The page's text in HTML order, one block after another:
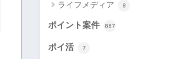
ライフメディア 8
ポイント案件 887
ポイ活 7